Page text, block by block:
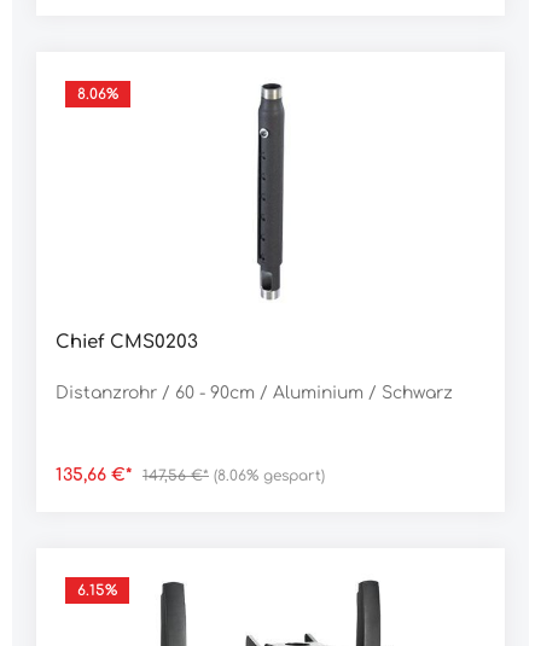
8.06%
Chief CMS0203
Distanzrohr / 60 - 90cm / Aluminium / Schwarz
135,66 €* 147,56 €* (8.06% gespart)
6.15%